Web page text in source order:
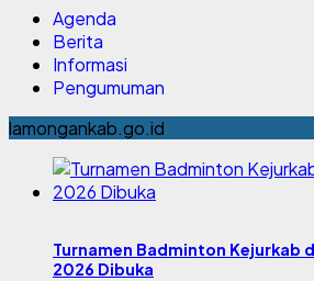
Agenda
Berita
Informasi
Pengumuman
lamongankab.go.id
Turnamen Badminton Kejurkab
2026 Dibuka